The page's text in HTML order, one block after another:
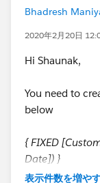
Bhadresh
2020年2月20日
Hi Shaunak,
You need to
below
{ FIXED
Date]) }
表示件数を増や